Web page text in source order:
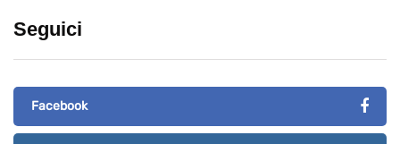
Seguici
Facebook